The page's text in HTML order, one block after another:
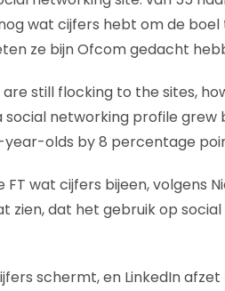
wat cijfers hebt om de
ze bijn Ofcom gedacht
are still flocking to the sites,
networking profile
olds by 8 percentage
wat cijfers bijeen, volgens
zien, dat het gebruik op
schermt, en LinkedIn